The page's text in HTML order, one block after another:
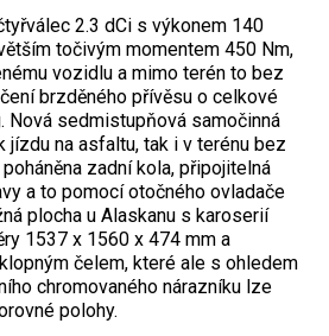
2.3 dCi s výkonem 140
točivým momentem 450 Nm,
vozidlu a mimo terén to bez
brzděného přívěsu o celkové
Nová sedmistupňová samočinná
jízdu na asfaltu, tak i v terénu bez
zadní kola, připojitelná
a to pomocí otočného ovladače
plocha u Alaskanu s karoserií
1537 x 1560 x 474 mm a
čelem, které ale s ohledem
chromovaného nárazníku lze
polohy.